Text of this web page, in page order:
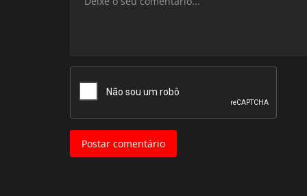
Postar comentário